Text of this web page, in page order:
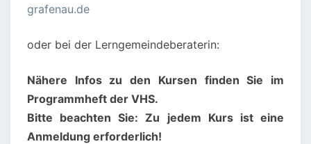
grafenau.de
oder bei der Lerngemeindeberaterin:
Nähere Infos zu den Kursen finden Sie im
Programmheft der VHS.
Bitte beachten Sie: Zu jedem Kurs ist eine
Anmeldung erforderlich!